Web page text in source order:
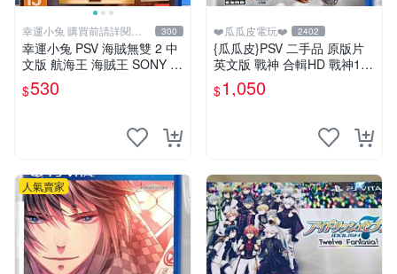
幸運小兔 購買前請詳閱賣
場公告
300
幸運小兔 PSV 海賊無雙 2 中
文版 航海王 海賊王 SONY P
S Vita 主機適用 庫
$530
❤️瓜瓜皮電玩❤️ 2402
{瓜瓜皮}PSV 二手品 原版片
英文版 戰神 合輯HD 戰神1+2
合輯(遊戲都有回收)
$1,050
人氣賣家